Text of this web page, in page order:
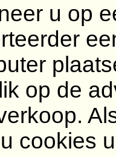
u op
op de
cookies